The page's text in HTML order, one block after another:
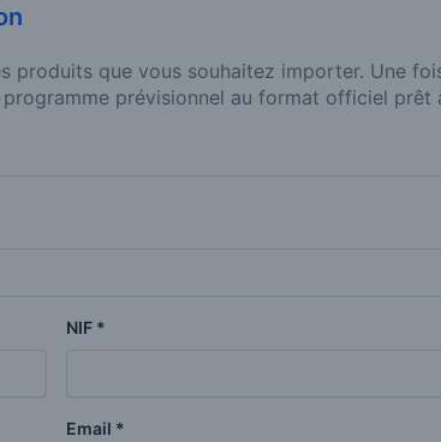
produits que vous souhaitez importer. Une
prévisionnel au format officiel prêt
NIF *
Email *